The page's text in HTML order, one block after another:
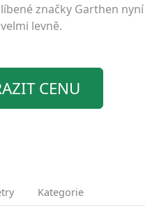
značky Garthen nyní
levně.
CENU
Kategorie